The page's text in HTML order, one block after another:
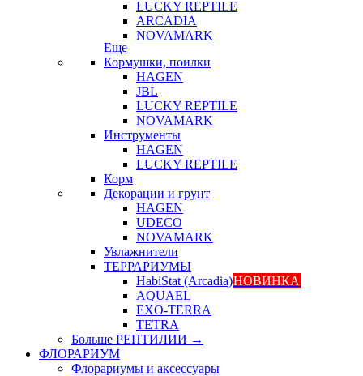
LUCKY REPTILE
ARCADIA
NOVAMARK
Еще
Кормушки, поилки
HAGEN
JBL
LUCKY REPTILE
NOVAMARK
Инструменты
HAGEN
LUCKY REPTILE
Корм
Декорации и грунт
HAGEN
UDECO
NOVAMARK
Увлажнители
ТЕРРАРИУМЫ
HabiStat (Arcadia)НОВИНКА
AQUAEL
EXO-TERRA
TETRA
Больше РЕПТИЛИИ →
ФЛОРАРИУМ
Флорариумы и аксессуары